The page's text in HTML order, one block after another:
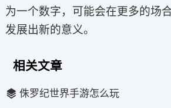
为一个数字，可能会在更多的场
发展出新的意义。
相关文章
侏罗纪世界手游怎么玩